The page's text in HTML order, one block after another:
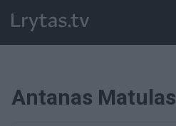
Antanas Matulas